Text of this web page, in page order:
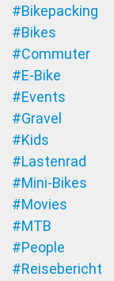
#Bikepacking
#Bikes
#Commuter
#E-Bike
#Events
#Gravel
#Kids
#Lastenrad
#Mini-Bikes
#Movies
#MTB
#People
#Reisebericht